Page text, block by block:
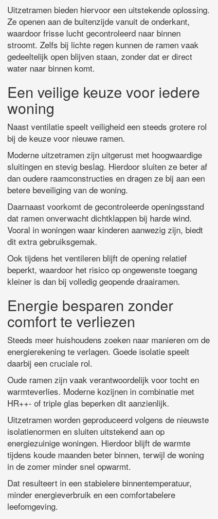
Uitzetramen bieden hiervoor een uitstekende oplossing.
Ze openen aan de buitenzijde vanuit de onderkant,
waardoor frisse lucht gecontroleerd naar binnen
stroomt. Zelfs bij lichte regen kunnen de ramen vaak
gedeeltelijk open blijven staan, zonder dat er direct
water naar binnen komt.
Een veilige keuze voor iedere
woning
Naast ventilatie speelt veiligheid een steeds grotere rol
bij de keuze voor nieuwe ramen.
Moderne uitzetramen zijn uitgerust met hoogwaardige
sluitingen en stevig beslag. Hierdoor sluiten ze beter af
dan oudere raamconstructies en dragen ze bij aan een
betere beveiliging van de woning.
Daarnaast voorkomt de gecontroleerde openingsstand
dat ramen onverwacht dichtklappen bij harde wind.
Vooral in woningen waar kinderen aanwezig zijn, biedt
dit extra gebruiksgemak.
Ook tijdens het ventileren blijft de opening relatief
beperkt, waardoor het risico op ongewenste toegang
kleiner is dan bij volledig geopende draairamen.
Energie besparen zonder
comfort te verliezen
Steeds meer huishoudens zoeken naar manieren om de
energierekening te verlagen. Goede isolatie speelt
daarbij een cruciale rol.
Oude ramen zijn vaak verantwoordelijk voor tocht en
warmteverlies. Moderne kozijnen in combinatie met
HR++- of triple glas beperken dit aanzienlijk.
Uitzetramen worden geproduceerd volgens de nieuwste
isolatienormen en sluiten uitstekend aan op
energiezuinige woningen. Hierdoor blijft de warmte
tijdens koude maanden beter binnen, terwijl de woning
in de zomer minder snel opwarmt.
Dat resulteert in een stabielere binnentemperatuur,
minder energieverbruik en een comfortabelere
leefomgeving.